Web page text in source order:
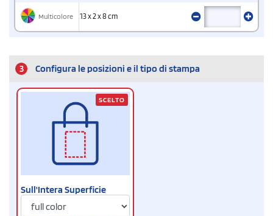
Multicolore 13 x 2 x 8 cm
3 Configura le posizioni e il tipo di stampa
Sull'Intera Superficie
SCELTO